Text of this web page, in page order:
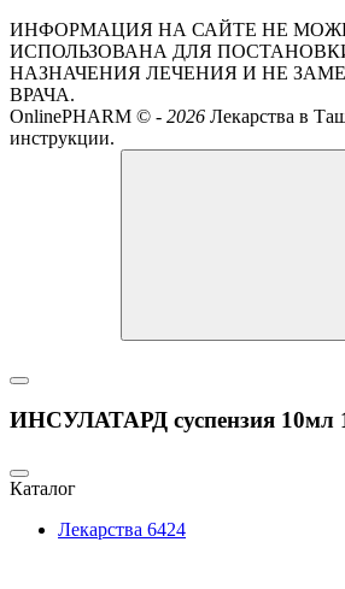
ИНФОРМАЦИЯ НА САЙТЕ НЕ
ИСПОЛЬЗОВАНА ДЛЯ
НАЗНАЧЕНИЯ ЛЕЧЕНИЯ И НЕ
ВРАЧА.
OnlinePHARM © - 2026 Лекарства в
инструкции.
ИНСУЛАТАРД суспензия
Каталог
Лекарства 6424